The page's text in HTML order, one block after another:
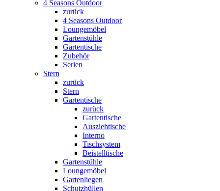
4 Seasons Outdoor
zurück
4 Seasons Outdoor
Loungemöbel
Gartenstühle
Gartentische
Zubehör
Serien
Stern
zurück
Stern
Gartentische
zurück
Gartentische
Ausziehtische
Interno
Tischsystem
Beistelltische
Gartenstühle
Loungemöbel
Gartenliegen
Schutzhüllen